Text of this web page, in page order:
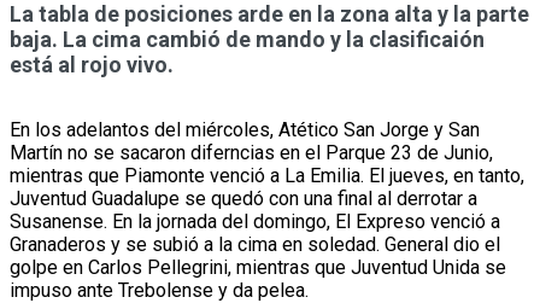
La tabla de posiciones arde en la zona alta y la parte
baja. La cima cambió de mando y la clasificaión
está al rojo vivo.
En los adelantos del miércoles, Atético San Jorge y San
Martín no se sacaron diferncias en el Parque 23 de Junio,
mientras que Piamonte venció a La Emilia. El jueves, en tanto,
Juventud Guadalupe se quedó con una final al derrotar a
Susanense. En la jornada del domingo, El Expreso venció a
Granaderos y se subió a la cima en soledad. General dio el
golpe en Carlos Pellegrini, mientras que Juventud Unida se
impuso ante Trebolense y da pelea.